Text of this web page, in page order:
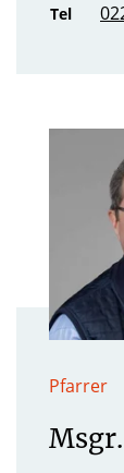
Tel
Pfarrer